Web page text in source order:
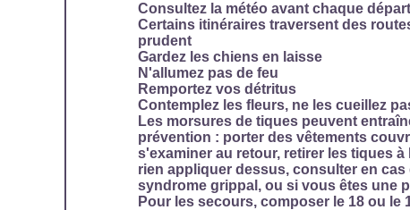
Consultez la météo avant chaque départ
Certains itinéraires traversent des
prudent
Gardez les chiens en laisse
N'allumez pas de feu
Remportez vos détritus
Contemplez les fleurs, ne les cueillez
Les morsures de tiques peuvent
prévention : porter des vêtements
s'examiner au retour, retirer les tiques
rien appliquer dessus, consulter en
syndrome grippal, ou si vous êtes une
Pour les secours, composer le 18 ou le